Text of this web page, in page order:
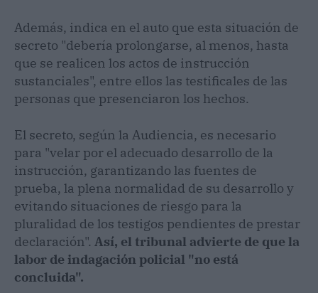
Además, indica en el auto que esta situación de
secreto "debería prolongarse, al menos, hasta
que se realicen los actos de instrucción
sustanciales", entre ellos las testificales de las
personas que presenciaron los hechos.
El secreto, según la Audiencia, es necesario
para "velar por el adecuado desarrollo de la
instrucción, garantizando las fuentes de
prueba, la plena normalidad de su desarrollo y
evitando situaciones de riesgo para la
pluralidad de los testigos pendientes de prestar
declaración". Así, el tribunal advierte de que la
labor de indagación policial "no está
concluida".